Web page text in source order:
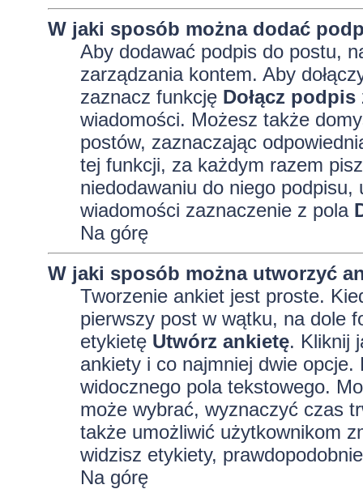
W jaki sposób można dodać
Aby dodawać podpis do postu,
zarządzania kontem. Aby
zaznacz funkcję Dołącz podpis
wiadomości. Możesz także
postów, zaznaczając
tej funkcji, za każdym razem
niedodawaniu do niego
wiadomości zaznaczenie z pola
Na górę
W jaki sposób można utworzyć
Tworzenie ankiet jest proste.
pierwszy post w wątku, na dole
etykietę Utwórz ankietę. Kliknij
ankiety i co najmniej dwie
widocznego pola tekstowego.
może wybrać, wyznaczyć czas
także umożliwić użytkownikom
widzisz etykiety,
Na górę